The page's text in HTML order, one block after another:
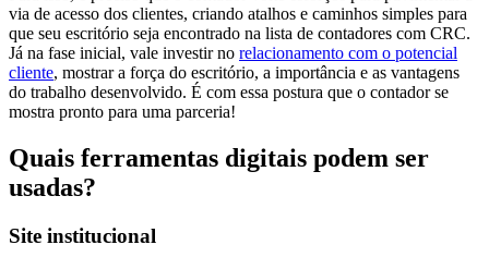
via de acesso dos clientes, criando atalhos e caminhos simples para
que seu escritório seja encontrado na lista de contadores com CRC.
Já na fase inicial, vale investir no relacionamento com o potencial
cliente, mostrar a força do escritório, a importância e as vantagens
do trabalho desenvolvido. É com essa postura que o contador se
mostra pronto para uma parceria!
Quais ferramentas digitais podem ser
usadas?
Site institucional